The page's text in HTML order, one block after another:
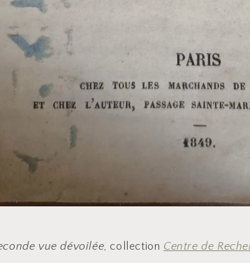
vue dévoilée , collection Centre de